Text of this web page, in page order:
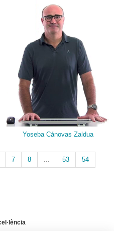
Yoseba Cánovas Zaldua
7 8 53 54